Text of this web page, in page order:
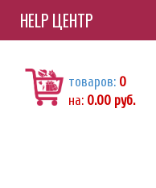
HELP ЦЕНТР
товаров: 0
на: 0.00 руб.